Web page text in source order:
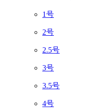
1号
2号
2.5号
3号
3.5号
4号